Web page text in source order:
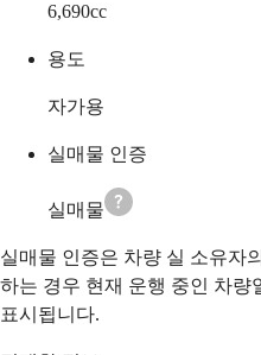
6,690cc
용도
자가용
실매물 인증
실매물
실매물 인증은 차량 실 소유자
하는 경우 현재 운행 중인 차량
표시됩니다.